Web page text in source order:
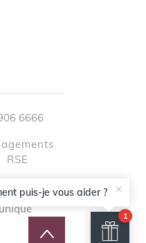
6666
RSE
puis-je vous aider ? ×
1